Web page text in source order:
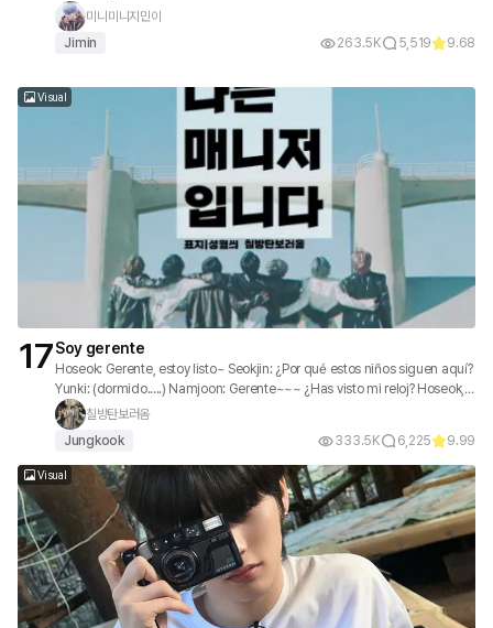
미니미니지민이
Jimin
263.5K 5,519 9.68
Visual
17Soy gerente
Hoseok: Gerente, estoy listo~ Seokjin: ¿Por qué estos niños siguen aquí?
Yunki: (dormido.....) Namjoon: Gerente~~~ ¿Has visto mi reloj? Hoseok,
¿dónde está mi camiseta? ㅠㅠ Taehyung: Wow~~~ Esta es ropa nueva,
¿qué tal está? ¡¿No es bonito?! Jimin: Jungkook~~ Despierta rápido,
tenemos que irnos ahora~~ Jungkook: Zzzzzzz
칠방탄보러옴
Jungkook
333.5K 6,225 9.99
Visual